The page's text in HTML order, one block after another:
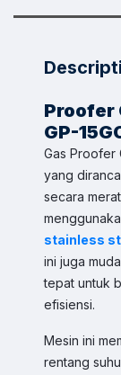
Proofer
GP-
Gas Proofer
yang
secara
stainless
ini juga
tepat untuk
efisiensi.
Mesin ini
rentang